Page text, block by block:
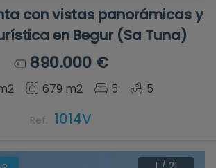
con vistas panorámicas y
en Begur (Sa Tuna)
890.000 €
679 m2 5 5
Ref. 1014V